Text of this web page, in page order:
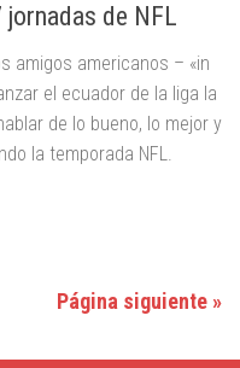
jornadas de NFL
amigos americanos – «in
el ecuador de la liga la
de lo bueno, lo mejor y
la temporada NFL.
Página siguiente »